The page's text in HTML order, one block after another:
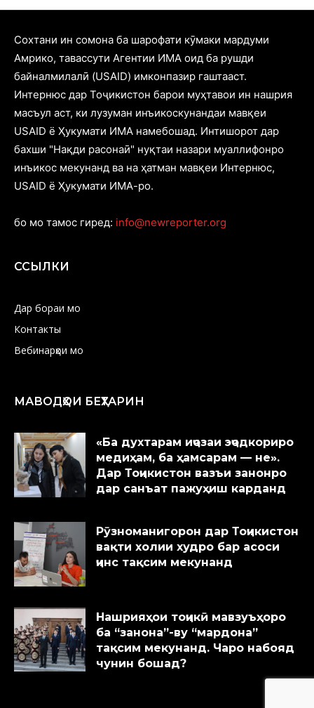
Cохтани ин сомона ба шарофати кӯмаки мардуми
Амрико, тавассути Агентии ИМА оид ба рушди
байналмилалӣ (USAID) имконпазир гаштааст.
Интернюс дар Тоҷикистон барои муҳтавои ин нашрия
масъул аст, ки лузуман инъикоскунандаи мавқеи
USAID ё Ҳукумати ИМА намебошад. Интишорот дар
бахши "Нақди расонаӣ" нуқтаи назари муаллифонро
инъикос мекунанд ва на ҳатман мавқеи Интернюс,
USAID ё Ҳукумати ИМА-ро.
бо мо тамос гиред: info@newreporter.org
ССЫЛКИ
Дар бораи мо
Контакты
Вебинарҳои мо
МАВОДҲОИ БЕҲТАРИН
«Ба духтарам иҷозаи эҷодкориро
медиҳам, ба ҳамсарам — не».
Дар Тоҷикистон вазъи занонро
дар санъат пажуҳиш карданд
Рӯзноманигорон дар Тоҷикистон
вақти холии худро бар асоси
ҷинс тақсим мекунанд
Нашрияҳои тоҷикӣ мавзуъҳоро
ба “занона”-ву “мардона”
тақсим мекунанд. Чаро набояд
чунин бошад?